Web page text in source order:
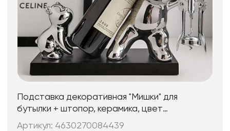
Подставка декоративная "Мишки" для
бутылки + штопор, керамика, цвет
серебряный, 31*12*20 см.
Артикул: 4630270084439